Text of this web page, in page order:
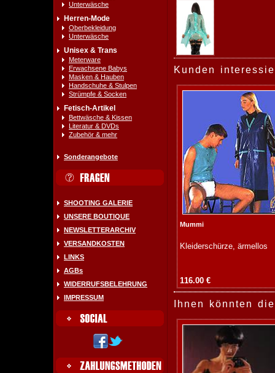
Unterwäsche
Herren-Mode
Oberbekleidung
Unterwäsche
Unisex & Trans
Meterware
Erwachsene Babys
Masken & Hauben
Handschuhe & Stulpen
Strümpfe & Socken
Fetisch-Artikel
Bettwäsche & Kissen
Literatur & DVDs
Zubehör & mehr
Sonderangebote
SHOOTING GALERIE
UNSERE BOUTIQUE
NEWSLETTERARCHIV
VERSANDKOSTEN
LINKS
AGBs
WIDERRUFSBELEHRUNG
IMPRESSUM
Kunden
Mummi
Kleiderschürze, ärmellos
116.00 €
Ihnen könnten